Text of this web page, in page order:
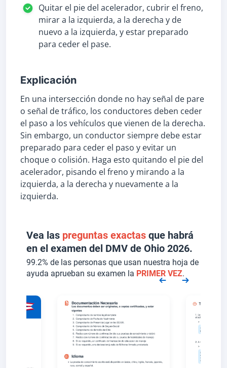
Quitar el pie del acelerador, cubrir el freno,
mirar a la izquierda, a la derecha y de
nuevo a la izquierda, y estar preparado
para ceder el pase.
Explicación
En una intersección donde no hay señal de pare
o señal de tráfico, los conductores deben ceder
el paso a los vehículos que vienen de la derecha.
Sin embargo, un conductor siempre debe estar
preparado para ceder el paso y evitar un
choque o colisión. Haga esto quitando el pie del
acelerador, pisando el freno y mirando a la
izquierda, a la derecha y nuevamente a la
izquierda.
Vea las preguntas exactas que habrá
en el examen del DMV de Ohio 2026.
99.2% de las personas que usan nuestra hoja de
ayuda aprueban su examen la PRIMER VEZ.